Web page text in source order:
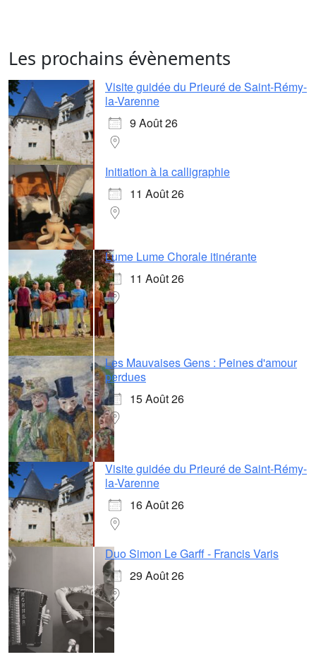
Les prochains évènements
Visite guidée du Prieuré de Saint-Rémy-
la-Varenne
9 Août 26
Initiation à la calligraphie
11 Août 26
Lume Lume Chorale itinérante
11 Août 26
Les Mauvaises Gens : Peines d'amour
perdues
15 Août 26
Visite guidée du Prieuré de Saint-Rémy-
la-Varenne
16 Août 26
Duo Simon Le Garff - Francis Varis
29 Août 26